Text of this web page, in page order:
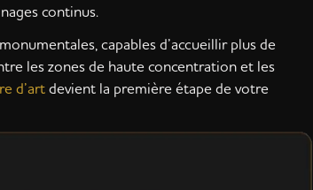
continus.
capables d’accueillir plus de
les zones de haute concentration et les
d’artdevient la première étape de votre